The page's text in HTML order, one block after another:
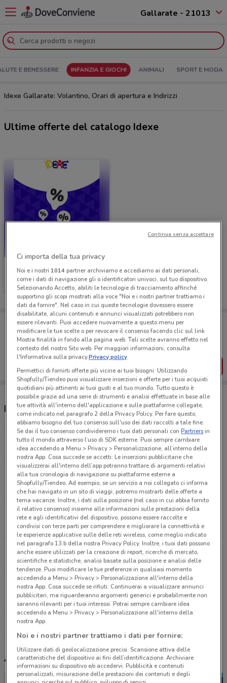
Gallarate - 21013
E BENESSERE INFANZIA E GIOCHI ANIMALI SPORT E MODA
Idexe Gallarate: Volantino, Orari di apertura e Indirizzi
Ultime offerte del catalogo Idexe
Idexe
Scade il 19/05 105 m
Porta DoveConviene sempre con te!
Puoi trovare le migliori offerte dei negozi vicino a te,
salvarle e creare la tua lista del risparmio, comodamente
dal tuo cellulare.
SCARICA L’APP
Negozi Idexe a Gallarate
Via Dei Mercanti, 7 Gallarate
105 m
APERTO
Via Monte S. Michele, 71 Tradate
10.3 km
APERTO
Corso Magenta, 47 Legnano
12.3 km
APERTO
Via Libertà, 231/231A Bellinzago Novarese
16.5 km
APERTO
Via Vittorio Veneto, 8/10 Varese
17.7 km
APERTO
Altri volantini nelle vicinanze
Ci importa della tua privacy
Noi e i nostri 1014partner archiviamo e accediamo ai dati personali,
come i dati di navigazione gli o identificatori univoci, sul tuo dispositivo.
Selezionando Accetto, abiliti le tecnologie di tracciamento affinché
supportino gli scopi mostrati alla voce "Noi e i nostri partner trattiamo i
dati da fornire". Nel caso in cui queste tecnologie dovessero essere
disabilitate, alcuni contenuti e annunci visualizzati potrebbero non
essere rilevanti. Puoi accedere nuovamente a questo menu per
modificare le tue scelte o per revocare il consenso facendo clic sul link
Mostra finalità in fondo alla pagina web. Tali scelte avranno effetto nel
contesto del nostro Sito web. Per maggiori informazioni, consulta
l'Informativa sulla privacy.Privacy policy
Permettici di fornirti offerte più vicine ai tuoi bisogni: Utilizzando
Shopfully/Tiendeo puoi visualizzare inserzioni e offerte per i tuoi acquisti
quotidiani più attinenti ai tuoi gusti e al tuo mondo. Tutto questo è
possibile grazie ad una serie di strumenti e analisi effettuate in base alle
tue attività all'interno dell'applicazione e sulle piattaforme collegate,
come indicato nel paragrafo 2 della Privacy Policy. Per fare questo,
abbiamo bisogno del tuo consenso sull'uso dei dati raccolti a tale fine.
Se dai il tuo consenso condivideremo i tuoi dati personali conPartnersin
tutto il mondo attraverso l’uso di SDK esterne. Puoi sempre cambiare
idea accedendo a Menu > Privacy > Personalizzazione, all’interno della
nostra App. Cosa succede se accetti: Le inserzioni pubblicitarie che
visualizzerai all'interno dell’app potranno trattare di argomenti relativi
alla tua cronologia di navigazione su piattaforme esterne a
Shopfully/Tiendeo. Ad esempio, se un servizio a noi collegato ci informa
che hai navigato in un sito di viaggi, potremo mostrarti delle offerte a
tema vacanze. Inoltre, i dati sulla posizione (nel caso in cui abbia fornito
il relativo consenso) insieme alle informazioni sulle prestazioni della
rete e agli identificativi del dispositivo, possono essere raccolte e
condivisi con terze parti per comprendere e migliorare la connettività e
le esperienze applicative sulle delle reti wireless, come meglio indicato
nel paragrafo 13.b della nostra Privacy Policy. Inoltre, i tuoi dati possono
anche essere utilizzati per la creazione di report, ricerche di mercato,
scientifiche e statistiche, analisi basate sulla posizione e analisi delle
tendenze. Puoi modificare le tue preferenze in qualsiasi momento
accedendo a Menu > Privacy > Personalizzazione all'interno della
nostra App. Cosa succede se rifiuti: Continuerai a visualizzare annunci
pubblicitari, ma riguarderanno argomenti generici e probabilmente non
saranno rilevanti per i tuoi interessi. Potrai sempre cambiare idea
accedendo a Menu > Privacy > Personalizzazione all'interno della
nostra App.
Noi e i nostri partner trattiamo i dati per fornire:
Utilizzare dati di geolocalizzazione precisi. Scansione attiva delle
caratteristiche del dispositivo ai fini dell’identificazione. Archiviare
informazioni su dispositivo e/o accedervi. Pubblicità e contenuti
personalizzati, misurazione delle prestazioni dei contenuti e degli
Continua senza accettare